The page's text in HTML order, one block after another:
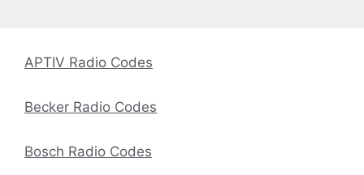
APTIV Radio Codes
Becker Radio Codes
Bosch Radio Codes